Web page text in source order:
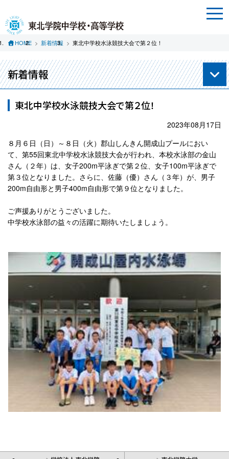
HOME 新着情報 東北中学校水泳競技大会で第２位！
新着情報
東北中学校水泳競技大会で第２位！
2023年08月17日
８月６日（日）～８日（火）郡山しんきん開成山プールにおい
て、第55回東北中学校水泳競技大会が行われ、本校水泳部の金山
さん（２年）は、女子200m平泳ぎで第２位、女子100m平泳ぎで
第３位となりました。さらに、佐藤（優）さん（３年）が、男子
200m自由形と男子400m自由形で第９位となりました。
ご声援ありがとうございました。
中学校水泳部の益々の活躍に期待いたしましょう。